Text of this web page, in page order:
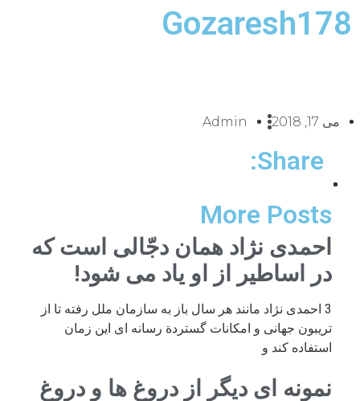
Gozaresh178
می 17, 2018 Admin
Share:
More Posts
احمدی نژاد همان دجّالی است که
در اساطیر از او یاد می شود!
3 احمدی نژاد مانند هر سال باز به سازمان ملل رفته تا از
تریبون جهانی و امکانات گستردة رسانه ای این زمان
استفاده کند و
نمونه ای دیگر از دروغ ها و دروغ